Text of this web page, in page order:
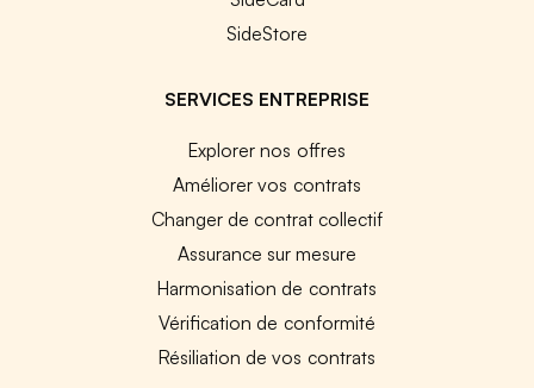
SideStore
SERVICES ENTREPRISE
Explorer nos offres
Améliorer vos contrats
Changer de contrat collectif
Assurance sur mesure
Harmonisation de contrats
Vérification de conformité
Résiliation de vos contrats